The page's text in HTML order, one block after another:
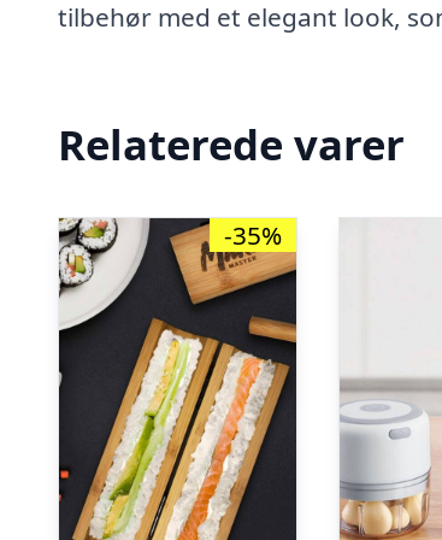
tilbehør med et elegant look,
Relaterede varer
-35%